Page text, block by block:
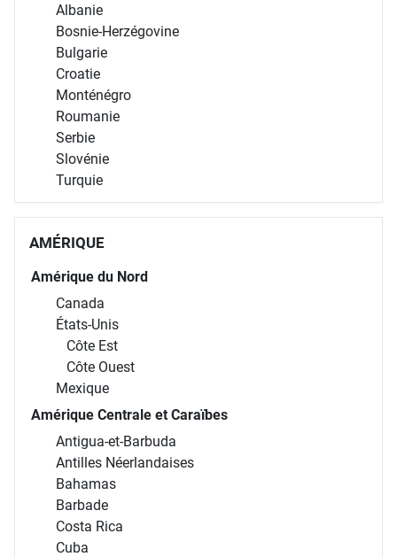
Albanie
Bosnie-Herzégovine
Bulgarie
Croatie
Monténégro
Roumanie
Serbie
Slovénie
Turquie
AMÉRIQUE
Amérique du Nord
Canada
États-Unis
Côte Est
Côte Ouest
Mexique
Amérique Centrale et Caraïbes
Antigua-et-Barbuda
Antilles Néerlandaises
Bahamas
Barbade
Costa Rica
Cuba